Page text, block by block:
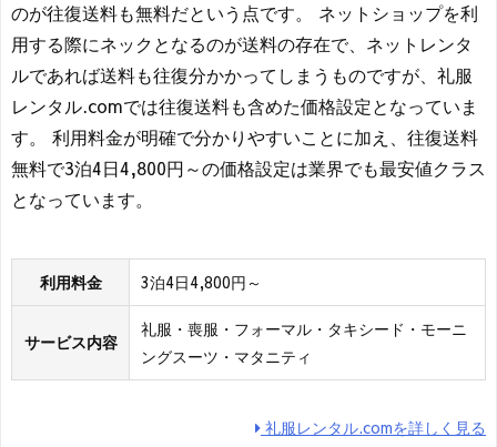
のが往復送料も無料だという点です。 ネットショップを利
用する際にネックとなるのが送料の存在で、ネットレンタ
ルであれば送料も往復分かかってしまうものですが、礼服
レンタル.comでは往復送料も含めた価格設定となっていま
す。 利用料金が明確で分かりやすいことに加え、往復送料
無料で3泊4日4,800円～の価格設定は業界でも最安値クラス
となっています。
利用料金 3泊4日4,800円～
サービス内容
礼服・喪服・フォーマル・タキシード・モーニ
ングスーツ・マタニティ
礼服レンタル.comを詳しく見る